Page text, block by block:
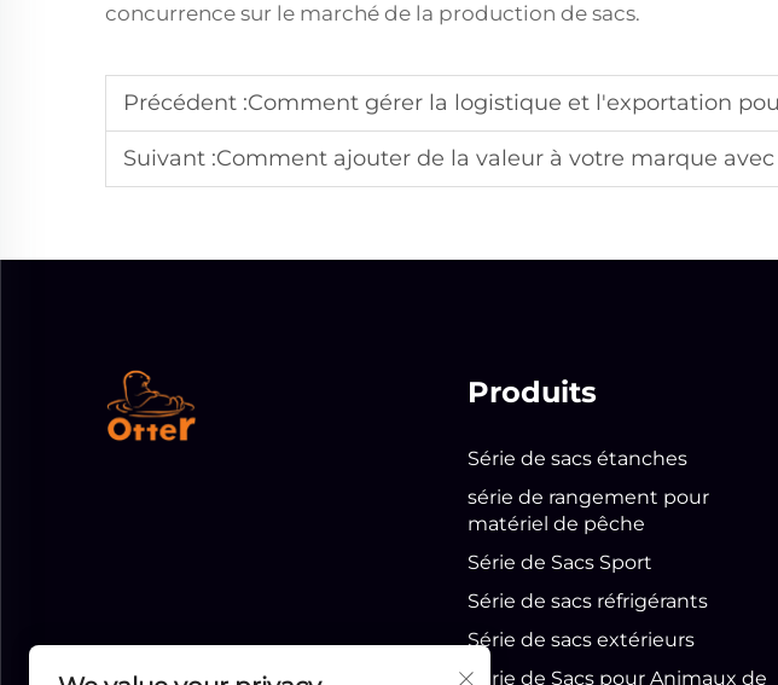
concurrence sur le marché de la production de sacs.
Précédent :Comment gérer la logistique et l'exportation pour
Suivant :Comment ajouter de la valeur à votre marque avec des sacs
Produits
Série de sacs étanches
série de rangement pour
matériel de pêche
Série de Sacs Sport
Série de sacs réfrigérants
Série de sacs extérieurs
Série de Sacs pour Animaux de